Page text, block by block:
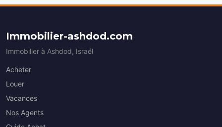
Immobilier-ashdod.com
Immobilier à Ashdod, Israël
Acheter
Louer
Vacances
Nos Agents